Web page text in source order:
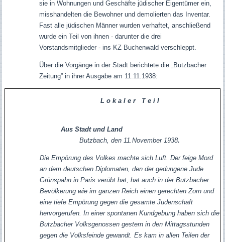
sie in Wohnungen und Geschäfte jüdischer Eigentümer ein,
misshandelten die Bewohner und demolierten das Inventar.
Fast alle jüdischen Männer wurden verhaftet, anschließend
wurde ein Teil von ihnen - darunter die drei
Vorstandsmitglieder - ins KZ Buchenwald verschleppt.
Über die Vorgänge in der Stadt berichtete die „Butzbacher
Zeitung” in ihrer Ausgabe am 11.11.1938:
L o k a l e r T e i l
Aus Stadt und Land
Butzbach, den 11.November 1938.
Die Empörung des Volkes machte sich Luft. Der feige Mord
an dem deutschen Diplomaten, den der gedungene Jude
Grünspahn in Paris verübt hat, hat auch in der Butzbacher
Bevölkerung wie im ganzen Reich einen gerechten Zorn und
eine tiefe Empörung gegen die gesamte Judenschaft
hervorgerufen. In einer spontanen Kundgebung haben sich die
Butzbacher Volksgenossen gestern in den Mittagsstunden
gegen die Volksfeinde gewandt. Es kam in allen Teilen der